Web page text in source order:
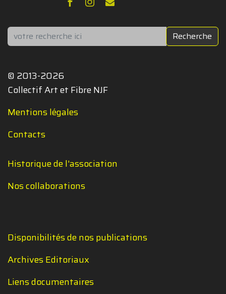
Rechercher Recherche
© 2013-2026
Collectif Art et Fibre NJF
Mentions légales
Contacts
Historique de l'association
Nos collaborations
Disponibilités de nos publications
Archives Editoriaux
Liens documentaires